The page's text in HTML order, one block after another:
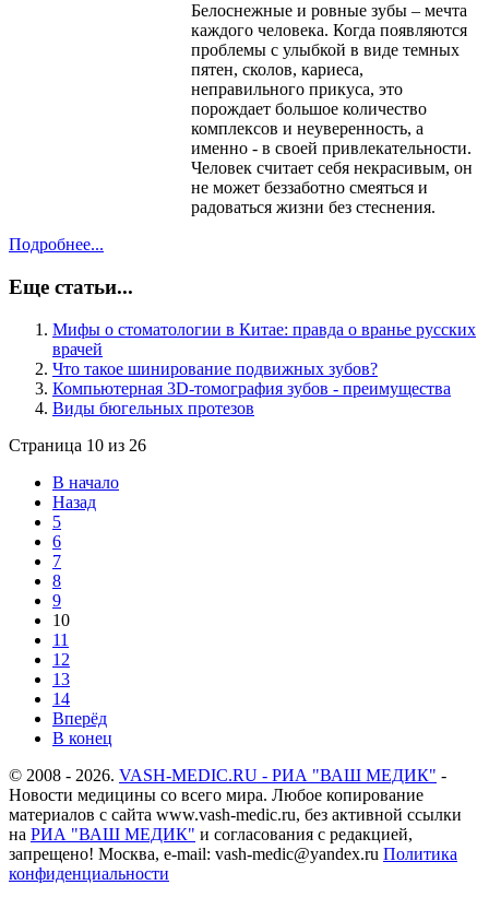
Белоснежные и ровные зубы – мечта
каждого человека. Когда появляются
проблемы с улыбкой в виде темных
пятен, сколов, кариеса,
неправильного прикуса, это
порождает большое количество
комплексов и неуверенность, а
именно - в своей привлекательности.
Человек считает себя некрасивым, он
не может беззаботно смеяться и
радоваться жизни без стеснения.
Подробнее...
Еще статьи...
Мифы о стоматологии в Китае: правда о вранье русских
врачей
Что такое шинирование подвижных зубов?
Компьютерная 3D-томография зубов - преимущества
Виды бюгельных протезов
Страница 10 из 26
В начало
Назад
5
6
7
8
9
10
11
12
13
14
Вперёд
В конец
© 2008 - 2026. VASH-MEDIC.RU - РИА "ВАШ МЕДИК" -
Новости медицины со всего мира. Любое копирование
материалов с сайта www.vash-medic.ru, без активной ссылки
на РИА "ВАШ МЕДИК" и согласования с редакцией,
запрещено! Москва, e-mail: vash-medic@yandex.ru Политика
конфиденциальности